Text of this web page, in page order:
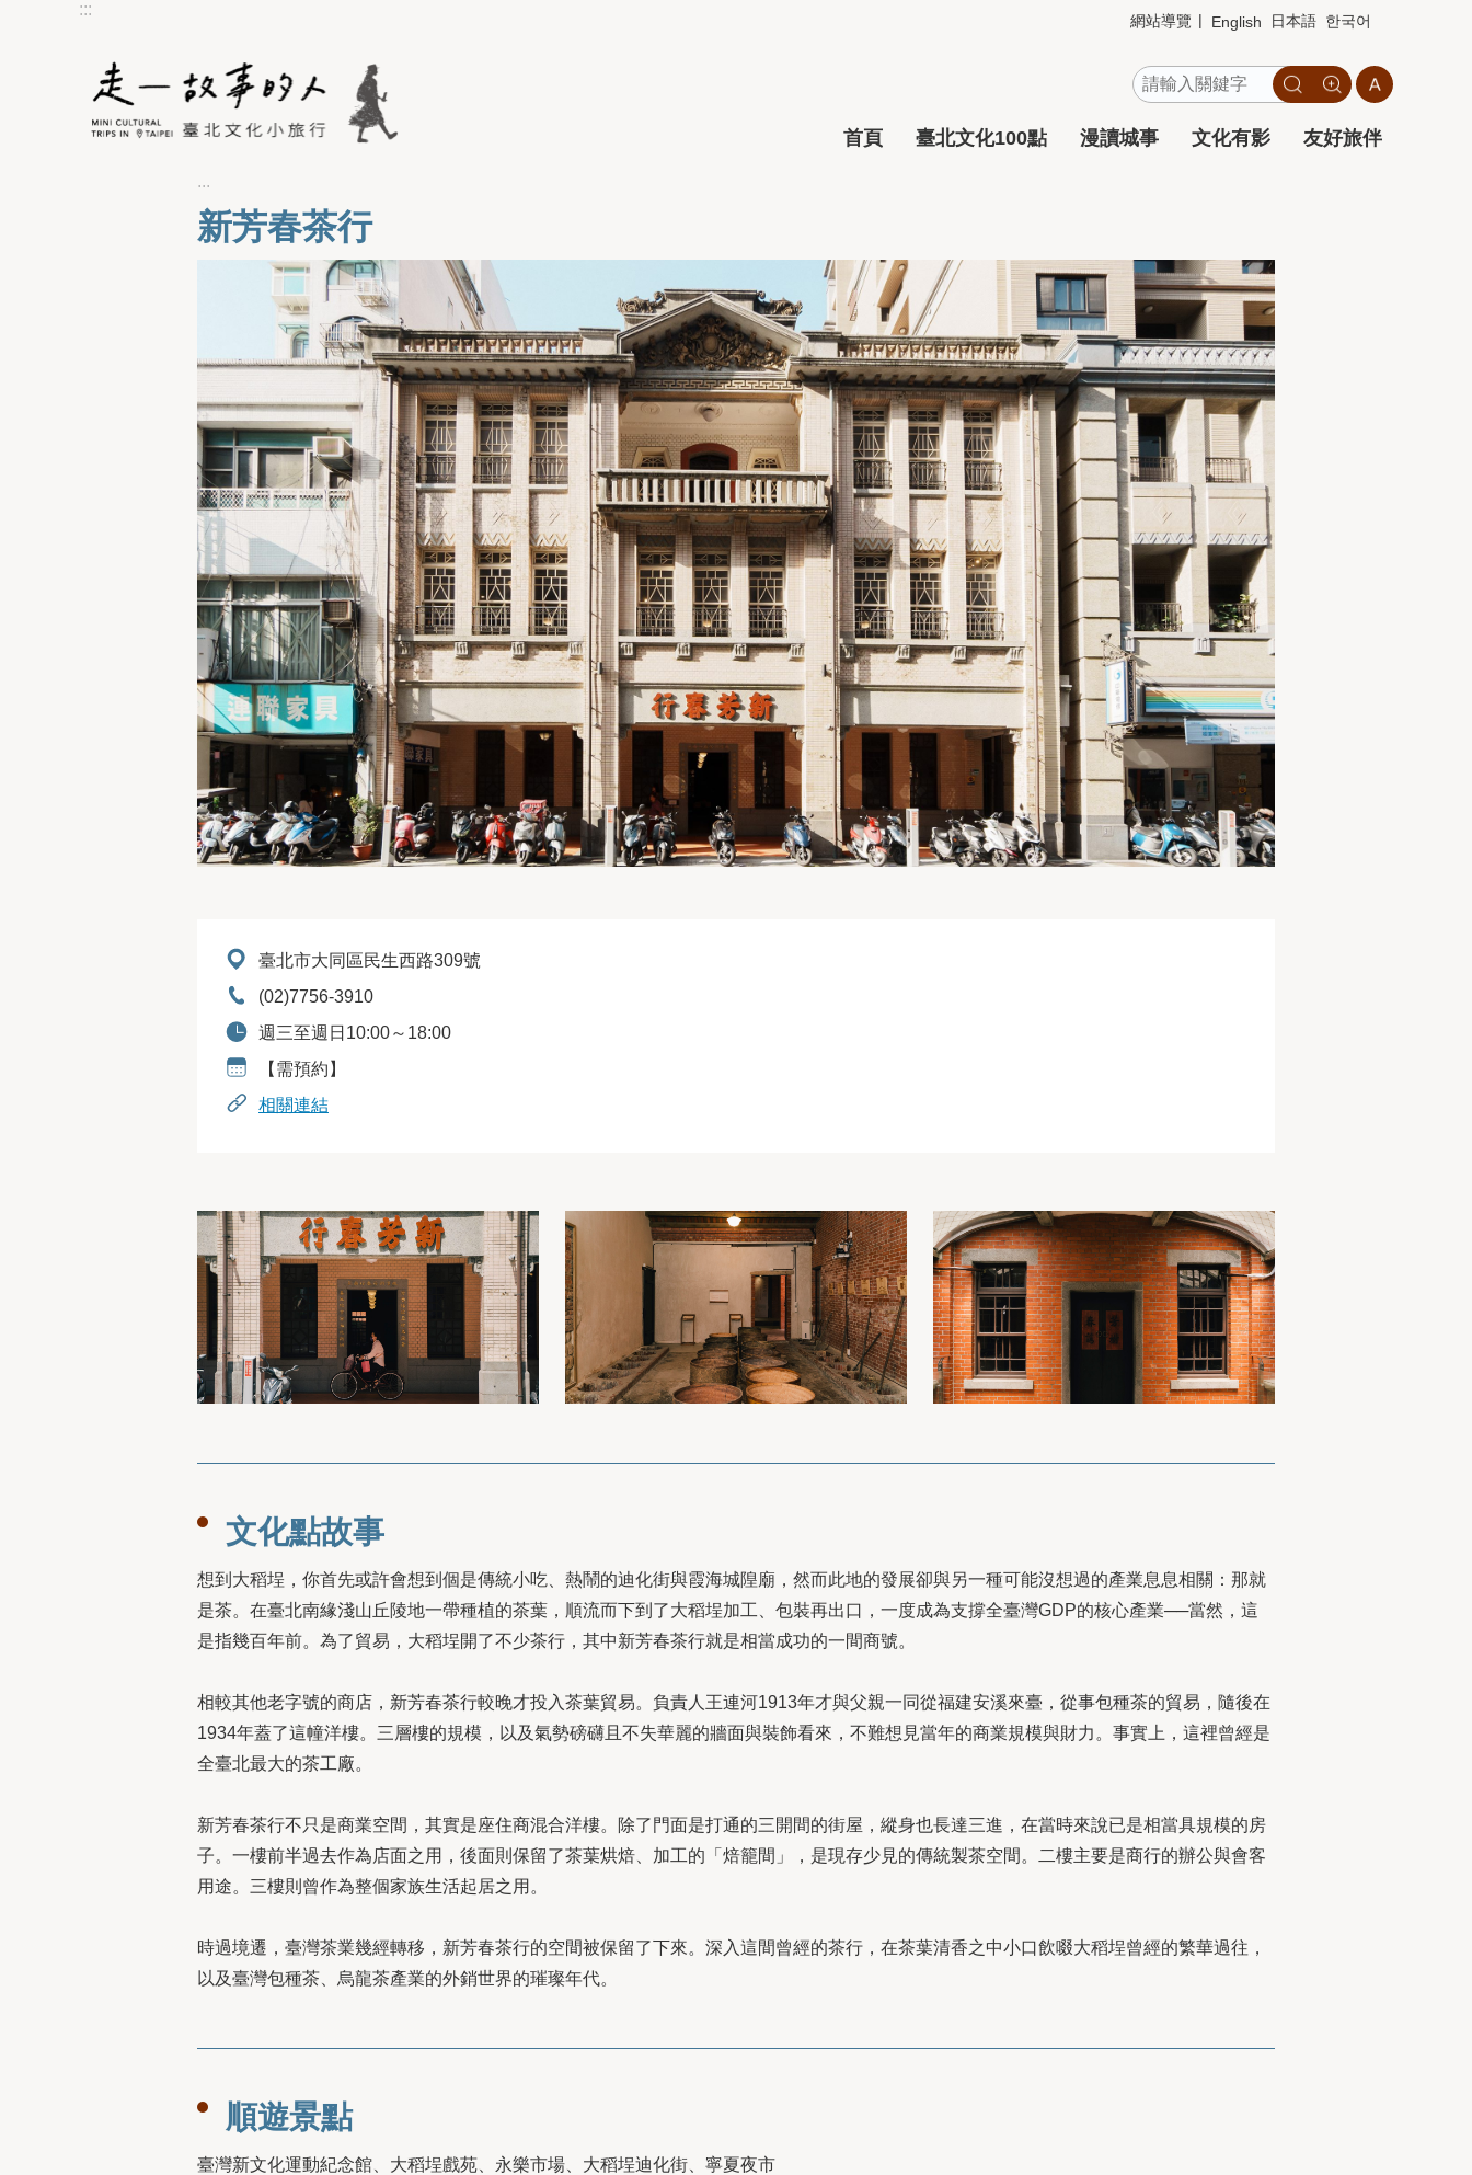
跳到主要內容區塊
:::
網站導覽 English 日本語 한국어
首頁 臺北文化100點 漫讀城事 文化有影 友好旅伴
:::
新芳春茶行
地址：臺北市大同區民生西路309號
電話：(02)7756-3910
開放時間：
週三至週日10:00～18:00
預約資訊：
【需預約】
相關連結
文化點故事
想到大稻埕，你首先或許會想到個是傳統小吃、熱鬧的迪化街與霞海城隍廟，然而此地的發展卻與另一種可能沒想過的產業息息相關：那就
是茶。在臺北南緣淺山丘陵地一帶種植的茶葉，順流而下到了大稻埕加工、包裝再出口，一度成為支撐全臺灣GDP的核心產業──當然，這
是指幾百年前。為了貿易，大稻埕開了不少茶行，其中新芳春茶行就是相當成功的一間商號。
相較其他老字號的商店，新芳春茶行較晚才投入茶葉貿易。負責人王連河1913年才與父親一同從福建安溪來臺，從事包種茶的貿易，隨後在
1934年蓋了這幢洋樓。三層樓的規模，以及氣勢磅礴且不失華麗的牆面與裝飾看來，不難想見當年的商業規模與財力。事實上，這裡曾經是
全臺北最大的茶工廠。
新芳春茶行不只是商業空間，其實是座住商混合洋樓。除了門面是打通的三開間的街屋，縱身也長達三進，在當時來說已是相當具規模的房
子。一樓前半過去作為店面之用，後面則保留了茶葉烘焙、加工的「焙籠間」，是現存少見的傳統製茶空間。二樓主要是商行的辦公與會客
用途。三樓則曾作為整個家族生活起居之用。
時過境遷，臺灣茶業幾經轉移，新芳春茶行的空間被保留了下來。深入這間曾經的茶行，在茶葉清香之中小口飲啜大稻埕曾經的繁華過往，
以及臺灣包種茶、烏龍茶產業的外銷世界的璀璨年代。
順遊景點
臺灣新文化運動紀念館、大稻埕戲苑、永樂市場、大稻埕迪化街、寧夏夜市